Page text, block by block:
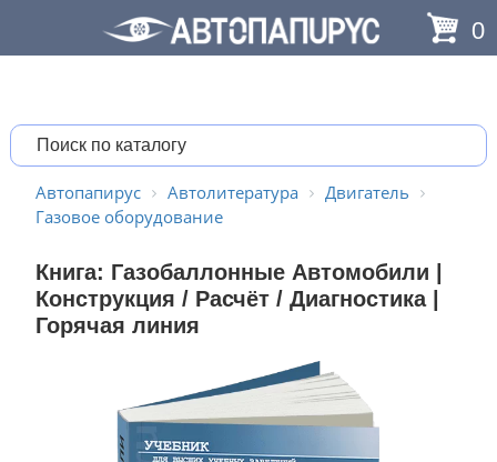
0
Автопапирус Автолитература
Двигатель
Газовое оборудование
Книга: Газобаллонные Автомобили |
Конструкция / Расчёт / Диагностика |
Горячая линия